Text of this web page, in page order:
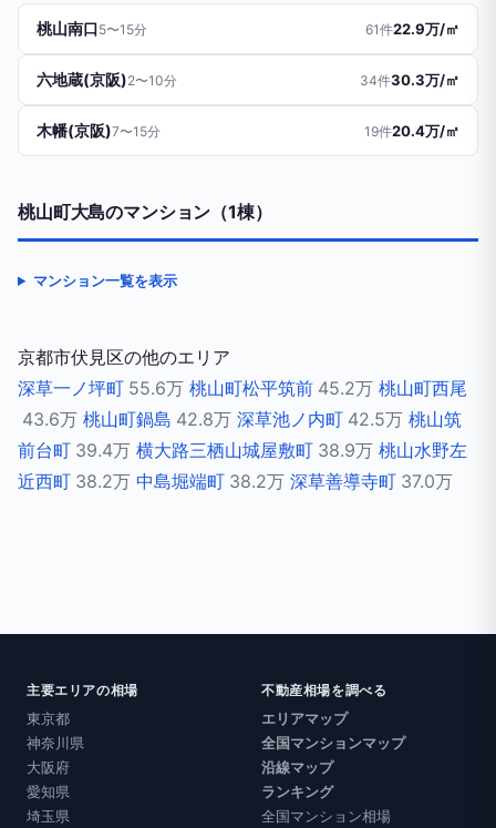
桃山南口5〜15分 61件22.9万/㎡
六地蔵(京阪)2〜10分 34件30.3万/㎡
木幡(京阪)7〜15分 19件20.4万/㎡
桃山町大島のマンション（1棟）
マンション一覧を表示
京都市伏見区の他のエリア
深草一ノ坪町 55.6万 桃山町松平筑前 45.2万 桃山町西尾
43.6万 桃山町鍋島 42.8万 深草池ノ内町 42.5万 桃山筑
前台町 39.4万 横大路三栖山城屋敷町 38.9万 桃山水野左
近西町 38.2万 中島堀端町 38.2万 深草善導寺町 37.0万
主要エリアの相場
東京都
神奈川県
大阪府
愛知県
埼玉県
不動産相場を調べる
エリアマップ
全国マンションマップ
沿線マップ
ランキング
全国マンション相場